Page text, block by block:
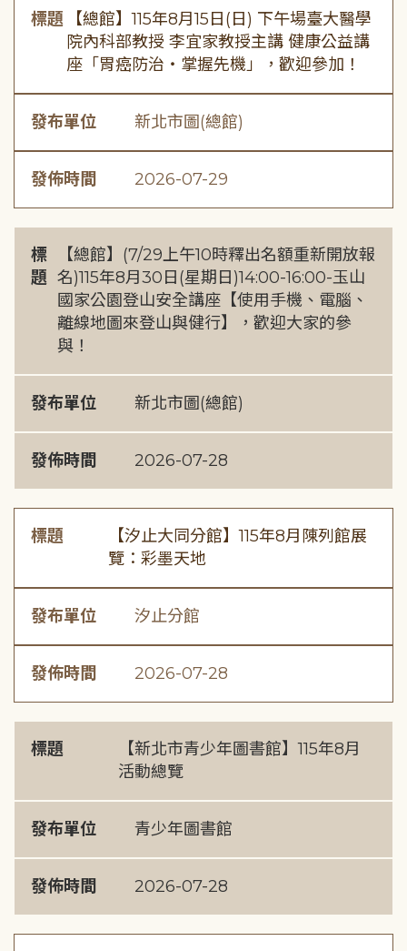
標題
【總館】115年8月15日(日) 下午場臺大醫學
院內科部教授 李宜家教授主講 健康公益講
座「胃癌防治・掌握先機」，歡迎參加！
發布單位 新北市圖(總館)
發佈時間 2026-07-29
標
題
【總館】(7/29上午10時釋出名額重新開放報
名)115年8月30日(星期日)14:00-16:00-玉山
國家公園登山安全講座【使用手機、電腦、
離線地圖來登山與健行】，歡迎大家的參
與！
發布單位 新北市圖(總館)
發佈時間 2026-07-28
標題
【汐止大同分館】115年8月陳列館展
覽：彩墨天地
發布單位 汐止分館
發佈時間 2026-07-28
標題
【新北市青少年圖書館】115年8月
活動總覽
發布單位 青少年圖書館
發佈時間 2026-07-28